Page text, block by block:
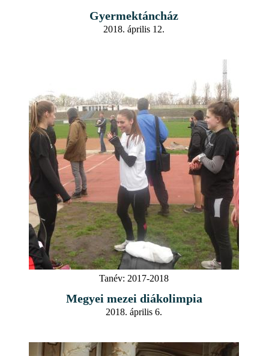
Gyermektáncház
2018. április 12.
Tanév: 2017-2018
Megyei mezei diákolimpia
2018. április 6.